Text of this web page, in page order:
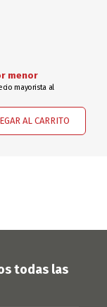
AL CARRITO
menor
mayorista al
todas las